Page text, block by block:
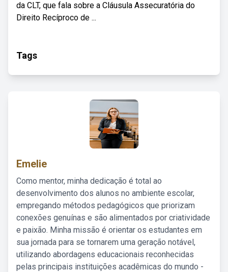
da CLT, que fala sobre a Cláusula Assecuratória do
Direito Recíproco de ...
Tags
Emelie
Como mentor, minha dedicação é total ao
desenvolvimento dos alunos no ambiente escolar,
empregando métodos pedagógicos que priorizam
conexões genuínas e são alimentados por criatividade
e paixão. Minha missão é orientar os estudantes em
sua jornada para se tornarem uma geração notável,
utilizando abordagens educacionais reconhecidas
pelas principais instituições acadêmicas do mundo -